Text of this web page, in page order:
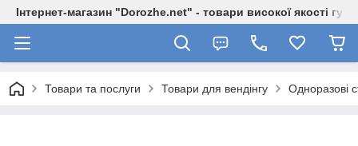
Інтернет-магазин "Dorozhe.net" - товари високої якості
Товари та послуги Товари для вендінгу Одноразові